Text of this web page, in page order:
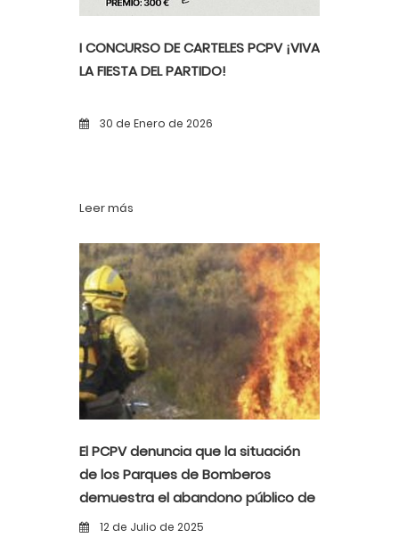
I CONCURSO DE CARTELES PCPV ¡VIVA
LA FIESTA DEL PARTIDO!
30 de Enero de 2026
Leer más
El PCPV denuncia que la situación
de los Parques de Bomberos
demuestra el abandono público de
las emergencias y la desprotección
12 de Julio de 2025